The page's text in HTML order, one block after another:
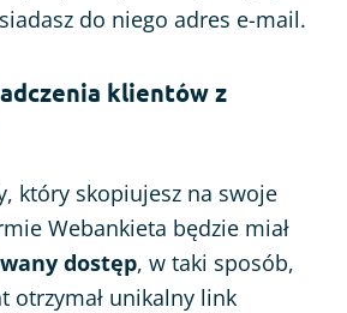
do niego adres e-mail.
klientów z
który skopiujesz na swoje
Webankieta będzie miał
dostęp, w taki sposób,
otrzymał unikalny link